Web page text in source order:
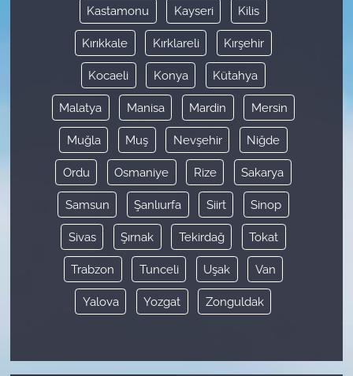
Kastamonu Kayseri Kilis
Kırıkkale Kırklareli Kırşehir
Kocaeli Konya Kütahya
Malatya Manisa Mardin Mersin
Muğla Muş Nevşehir Niğde
Ordu Osmaniye Rize Sakarya
Samsun Şanlıurfa Siirt Sinop
Sivas Şırnak Tekirdağ Tokat
Trabzon Tunceli Uşak Van
Yalova Yozgat Zonguldak